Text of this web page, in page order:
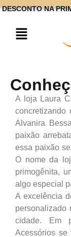
DESCONTO NA
A loja Laura
Alvanira
paixão
essa paixão
O nome da
primogênita,
algo especial
A excelência
personalizado
cidade. Em
Acessórios se